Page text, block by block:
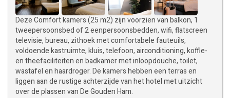
Deze Comfort kamers (25 m2) zijn voorzien van balkon, 1
tweepersoonsbed of 2 eenpersoonsbedden, wifi, flatscreen
televisie, bureau, zithoek met comfortabele fauteuils,
voldoende kastruimte, kluis, telefoon, airconditioning, koffie-
en theefaciliteiten en badkamer met inloopdouche, toilet,
wastafel en haardroger. De kamers hebben een terras en
liggen aan de rustige achterzijde van het hotel met uitzicht
over de plassen van De Gouden Ham.